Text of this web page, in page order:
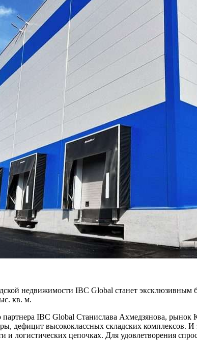
недвижимости IBC Global станет
кв. м.
IBC Global Станислава Ахмедзянова, рынок
дефицит высококлассных складских комплексов.
и логистических цепочках. Для удовлетворения